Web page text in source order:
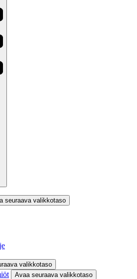
seuraava valikkotaso
valikkotaso
Avaa seuraava valikkotaso